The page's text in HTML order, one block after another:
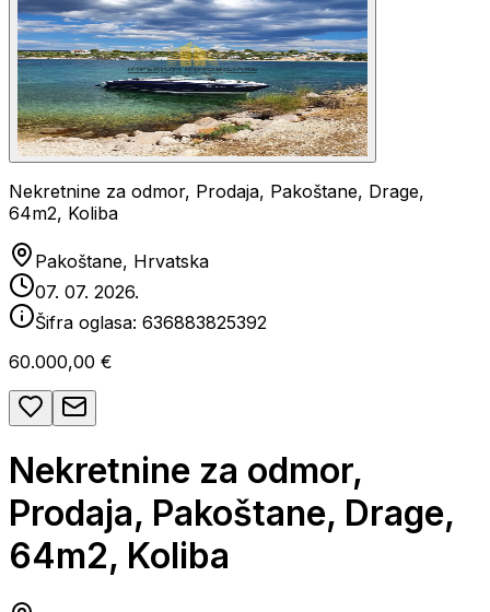
Nekretnine za odmor, Prodaja, Pakoštane, Drage,
64m2, Koliba
Pakoštane, Hrvatska
07. 07. 2026.
Šifra oglasa: 636883825392
60.000,00 €
Nekretnine za odmor,
Prodaja, Pakoštane, Drage,
64m2, Koliba